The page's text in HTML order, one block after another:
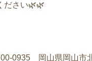
ださい🌿🌿
0935 岡山県岡山市